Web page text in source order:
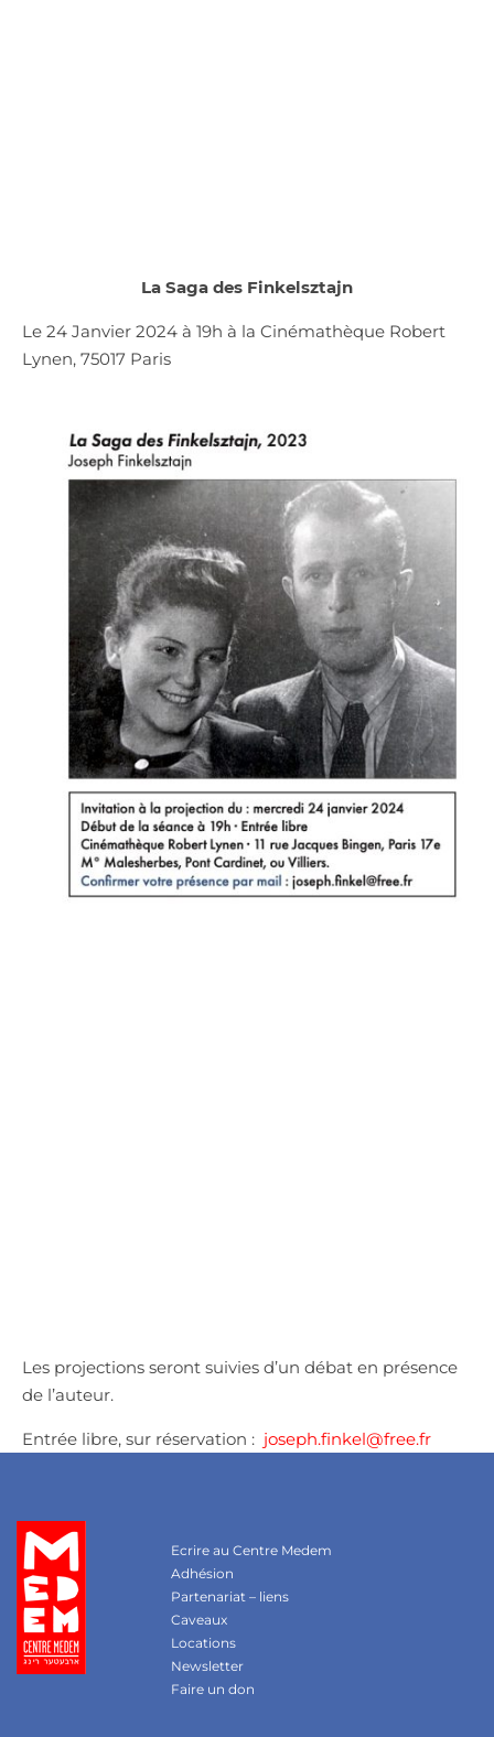
La Saga des Finkelsztajn
Le 24 Janvier 2024 à 19h à la Cinémathèque Robert
Lynen, 75017 Paris
Les projections seront suivies d’un débat en présence
de l’auteur.
Entrée libre, sur réservation : joseph.finkel@free.fr
Ecrire au Centre Medem
Adhésion
Partenariat – liens
Caveaux
Locations
Newsletter
Faire un don